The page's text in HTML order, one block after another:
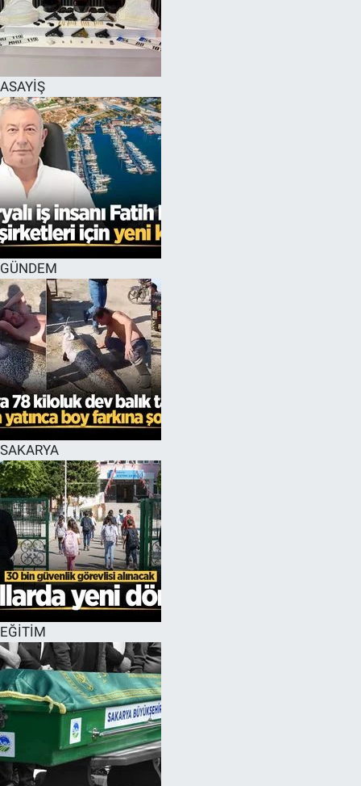
ASAYİŞ
GÜNDEM
SAKARYA
EĞİTİM
EĞİTİM
ÖZEL HABER
HALK54 PANORAMA